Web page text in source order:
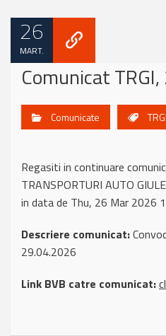
26
MART.
Comunicat
Comunicate TRGI
Regasiti in continuare
TRANSPORTURI AUTO
in data de Thu, 26 Mar 2026
Descriere comunicat:
29.04.2026
Link BVB catre comunicat: